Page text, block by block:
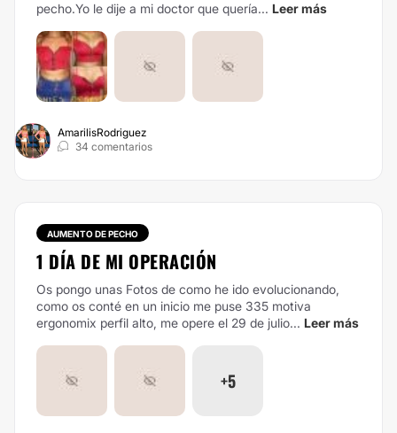
pecho.Yo le dije a mi doctor que quería... Leer más
AmarilisRodriguez
34 comentarios
AUMENTO DE PECHO
1 DÍA DE MI OPERACIÓN
Os pongo unas Fotos de como he ido evolucionando,
como os conté en un inicio me puse 335 motiva
ergonomix perfil alto, me opere el 29 de julio... Leer más
+5